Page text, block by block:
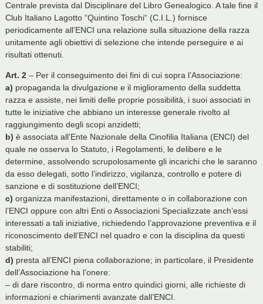
Centrale prevista dal Disciplinare del Libro Genealogico. A tale fine il
Club Italiano Lagotto “Quintino Toschi“ (C.I.L.) fornisce
periodicamente all’ENCI una relazione sulla situazione della razza
unitamente agli obiettivi di selezione che intende perseguire e ai
risultati ottenuti.
Art. 2– Per il conseguimento dei fini di cui sopra l’Associazione:
a) propaganda la divulgazione e il miglioramento della suddetta
razza e assiste, nei limiti delle proprie possibilità, i suoi associati in
tutte le iniziative che abbiano un interesse generale rivolto al
raggiungimento degli scopi anzidetti;
b) è associata all’Ente Nazionale della Cinofilia Italiana (ENCI) del
quale ne osserva lo Statuto, i Regolamenti, le delibere e le
determine, assolvendo scrupolosamente gli incarichi che le saranno
da esso delegati, sotto l’indirizzo, vigilanza, controllo e potere di
sanzione e di sostituzione dell’ENCI;
c) organizza manifestazioni, direttamente o in collaborazione con
l’ENCI oppure con altri Enti o Associazioni Specializzate anch’essi
interessati a tali iniziative, richiedendo l’approvazione preventiva e il
riconoscimento dell’ENCI nel quadro e con la disciplina da questi
stabiliti;
d) presta all’ENCI piena collaborazione; in particolare, il Presidente
dell’Associazione ha l’onere:
– di dare riscontro, di norma entro quindici giorni, alle richieste di
informazioni e chiarimenti avanzate dall’ENCI.